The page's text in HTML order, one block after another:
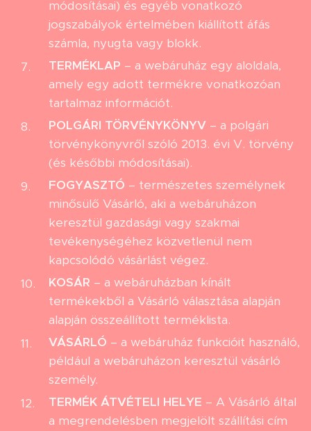
módosításai) és egyéb vonatkozó
jogszabályok értelmében kiállított áfás
számla, nyugta vagy blokk.
TERMÉKLAP – a webáruház egy aloldala,
amely egy adott termékre vonatkozóan
tartalmaz információt.
POLGÁRI TÖRVÉNYKÖNYV – a polgári
törvénykönyvről szóló 2013. évi V. törvény
(és későbbi módosításai).
FOGYASZTÓ – természetes személynek
minősülő Vásárló, aki a webáruházon
keresztül gazdasági vagy szakmai
tevékenységéhez közvetlenül nem
kapcsolódó vásárlást végez.
KOSÁR – a webáruházban kínált
termékekből a Vásárló választása alapján
alapján összeállított terméklista.
VÁSÁRLÓ – a webáruház funkcióit használó,
például a webáruházon keresztül vásárló
személy.
TERMÉK ÁTVÉTELI HELYE – A Vásárló által
a megrendelésben megjelölt szállítási cím